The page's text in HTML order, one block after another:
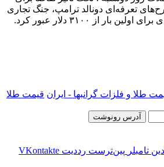
تعرفه‌ای دونالد ترامپ، جنگ تجاری
بار از ۳۱۰۰ دلار عبور کرد.
طلا و فلزات گرانبها - ایران قیمت طلا
آدرس رونوشت
‫تامبلر ‫پین‌ترست ‫رددیت ‫VKontakte